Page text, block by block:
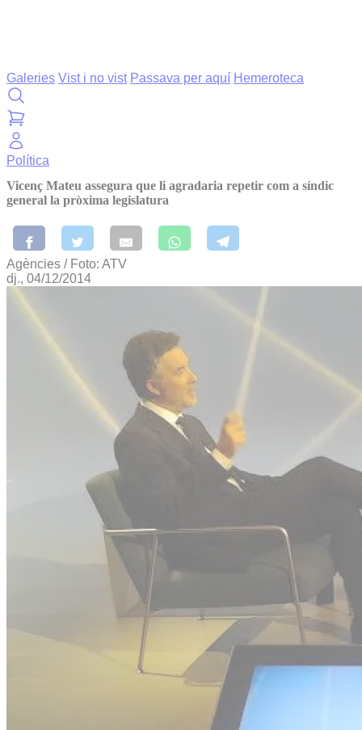
Galeries Vist i no vist Passava per aquí Hemeroteca
Política
Vicenç Mateu assegura que li agradaria repetir com a síndic
general la pròxima legislatura
Agències / Foto: ATV
dj., 04/12/2014